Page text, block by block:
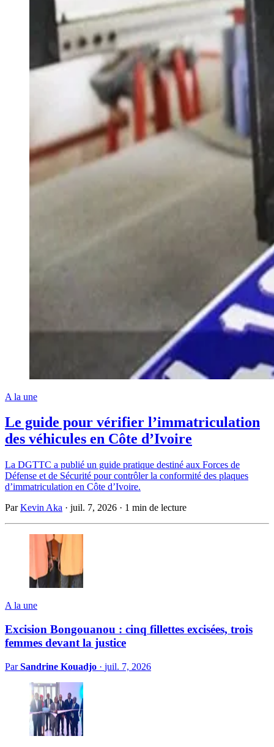
A la une
Le guide pour vérifier l’immatriculation
des véhicules en Côte d’Ivoire
La DGTTC a publié un guide pratique destiné aux Forces de
Défense et de Sécurité pour contrôler la conformité des plaques
d’immatriculation en Côte d’Ivoire.
ParKevin Aka · juil. 7, 2026 · 1 min de lecture
A la une
Excision Bongouanou : cinq fillettes excisées, trois
femmes devant la justice
ParSandrine Kouadjo · juil. 7, 2026